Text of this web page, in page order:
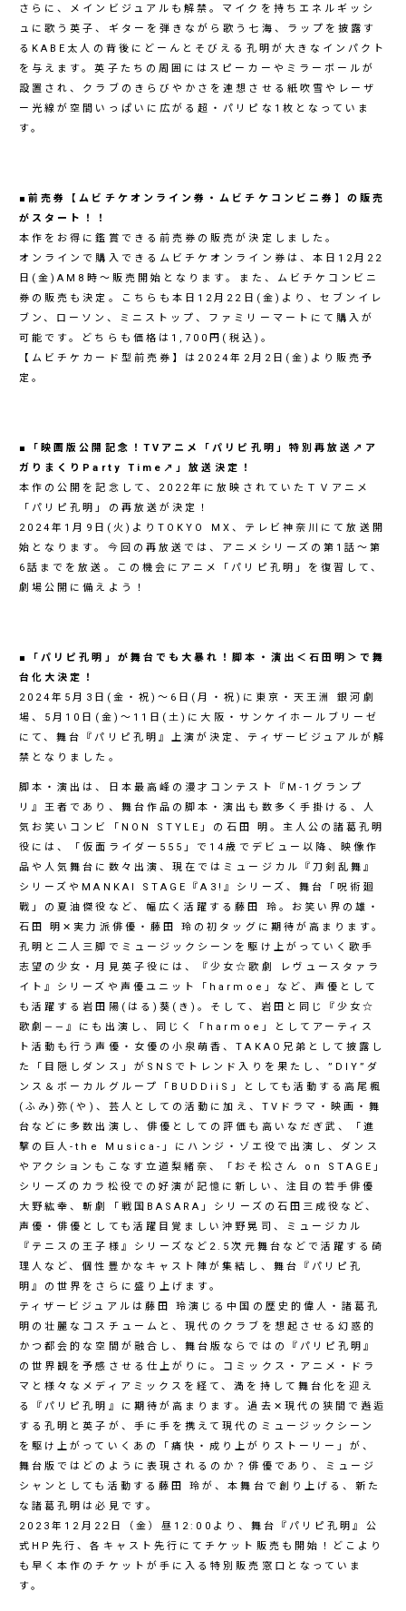
さらに、メインビジュアルも解禁。マイクを持ちエネルギッシ
ュに歌う英子、ギターを弾きながら歌う七海、ラップを披露す
るKABE太人の背後にどーんとそびえる孔明が大きなインパクト
を与えます。英子たちの周囲にはスピーカーやミラーボールが
設置され、クラブのきらびやかさを連想させる紙吹雪やレーザ
ー光線が空間いっぱいに広がる超・パリピな1枚となっていま
す。
■前売券【ムビチケオンライン券・ムビチケコンビニ券】の販売
がスタート！！
本作をお得に鑑賞できる前売券の販売が決定しました。
オンラインで購入できるムビチケオンライン券は、本日12月22
日(金)AM8時～販売開始となります。また、ムビチケコンビニ
券の販売も決定。こちらも本日12月22日(金)より、セブンイレ
ブン、ローソン、ミニストップ、ファミリーマートにて購入が
可能です。どちらも価格は1,700円(税込)。
【ムビチケカード型前売券】は2024年2月2日(金)より販売予
定。
■「映画版公開記念！TVアニメ「パリピ孔明」特別再放送↗ア
ガりまくりParty Time↗」放送決定！
本作の公開を記念して、2022年に放映されていたＴＶアニメ
「パリピ孔明」の再放送が決定！
2024年1月9日(火)よりTOKYO MX、テレビ神奈川にて放送開
始となります。今回の再放送では、アニメシリーズの第1話～第
6話までを放送。この機会にアニメ「パリピ孔明」を復習して、
劇場公開に備えよう！
■「パリピ孔明」が舞台でも大暴れ！脚本・演出＜石田明＞で舞
台化大決定！
2024年5月3日(金・祝)～6日(月・祝)に東京・天王洲 銀河劇
場、5月10日(金)～11日(土)に大阪・サンケイホールブリーゼ
にて、舞台『パリピ孔明』上演が決定、ティザービジュアルが解
禁となりました。
脚本・演出は、日本最高峰の漫才コンテスト『M-1グランプ
リ』王者であり、舞台作品の脚本・演出も数多く手掛ける、人
気お笑いコンビ「NON STYLE」の石田 明。主人公の諸葛孔明
役には、「仮面ライダー555」で14歳でデビュー以降、映像作
品や人気舞台に数々出演、現在ではミュージカル『刀剣乱舞』
シリーズやMANKAI STAGE『A3!』シリーズ、舞台「呪術廻
戰」の夏油傑役など、幅広く活躍する藤田 玲。お笑い界の雄・
石田 明✕実力派俳優・藤田 玲の初タッグに期待が高まります。
孔明と二人三脚でミュージックシーンを駆け上がっていく歌手
志望の少女・月見英子役には、『少女☆歌劇 レヴュースタァラ
イト』シリーズや声優ユニット「harmoe」など、声優として
も活躍する岩田陽(はる)葵(き)。そして、岩田と同じ『少女☆
歌劇——』にも出演し、同じく「harmoe」としてアーティス
ト活動も行う声優・女優の小泉萌香、TAKAO兄弟として披露し
た「目隠しダンス」がSNSでトレンド入りを果たし、”DIY”ダ
ンス＆ボーカルグループ「BUDDiiS」としても活動する高尾楓
(ふみ)弥(や)、芸人としての活動に加え、TVドラマ・映画・舞
台などに多数出演し、俳優としての評価も高いなだぎ武、「進
撃の巨人-the Musica-」にハンジ・ゾエ役で出演し、ダンス
やアクションもこなす立道梨緒奈、「おそ松さん on STAGE」
シリーズのカラ松役での好演が記憶に新しい、注目の若手俳優
大野紘幸、斬劇「戦国BASARA」シリーズの石田三成役など、
声優・俳優としても活躍目覚ましい沖野晃司、ミュージカル
『テニスの王子様』シリーズなど2.5次元舞台などで活躍する碕
理人など、個性豊かなキャスト陣が集結し、舞台『パリピ孔
明』の世界をさらに盛り上げます。
ティザービジュアルは藤田 玲演じる中国の歴史的偉人・諸葛孔
明の壮麗なコスチュームと、現代のクラブを想起させる幻惑的
かつ都会的な空間が融合し、舞台版ならではの『パリピ孔明』
の世界観を予感させる仕上がりに。コミックス・アニメ・ドラ
マと様々なメディアミックスを経て、満を持して舞台化を迎え
る『パリピ孔明』に期待が高まります。過去✕現代の狭間で邂逅
する孔明と英子が、手に手を携えて現代のミュージックシーン
を駆け上がっていくあの「痛快・成り上がりストーリー」が、
舞台版ではどのように表現されるのか？俳優であり、ミュージ
シャンとしても活動する藤田 玲が、本舞台で創り上げる、新た
な諸葛孔明は必見です。
2023年12月22日（金）昼12:00より、舞台『パリピ孔明』公
式HP先行、各キャスト先行にてチケット販売も開始！どこより
も早く本作のチケットが手に入る特別販売窓口となっていま
す。